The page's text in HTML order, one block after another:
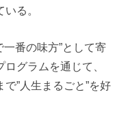
る。
番の味方”として寄
グラムを通じて、
”人生まるごと”を好